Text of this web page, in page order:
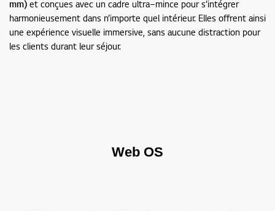
mm) et conçues avec un cadre ultra‑mince pour s’intégrer
harmonieusement dans n’importe quel intérieur. Elles offrent ainsi
une expérience visuelle immersive, sans aucune distraction pour
les clients durant leur séjour.
Web OS